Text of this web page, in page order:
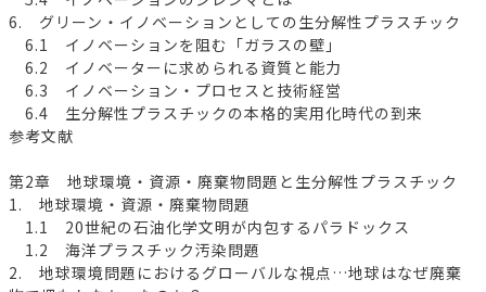
6. グリーン・イノベーションとしての生分解性プラスチック
6.1 イノベーションを阻む「ガラスの壁」
6.2 イノベーターに求められる資質と能力
6.3 イノベーション・プロセスと技術経営
6.4 生分解性プラスチックの本格的実用化時代の到来
参考文献
第2章 地球環境・資源・廃棄物問題と生分解性プラスチック
1. 地球環境・資源・廃棄物問題
1.1 20世紀の石油化学文明が内包するパラドックス
1.2 海洋プラスチック汚染問題
2. 地球環境問題におけるグローバルな視点…地球はなぜ廃棄